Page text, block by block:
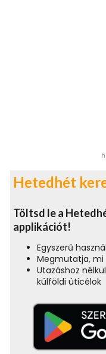
Hetedhét
Töltsd le a
applikációt!
Egyszerű
Megmutatja, mi
Utazáshoz
külföldi úticélok